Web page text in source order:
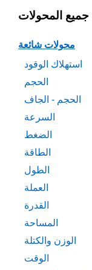
جميع المحولات
محولات شائعة
استهلاك الوقود
الحجم
الحجم - الجاف
السرعة
الضغط
الطاقة
الطول
العملة
القدرة
المساحة
الوزن والكتلة
الوقت